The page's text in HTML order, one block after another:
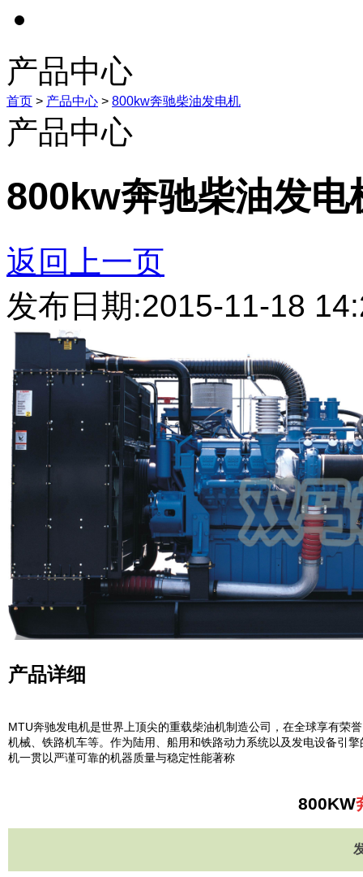
产品中心
首页 > 产品中心 > 800kw奔驰柴油发电机
产品中心
800kw奔驰柴油发电
返回上一页
发布日期:2015-11-18
产品详细
MTU奔驰发电机是世界上顶尖的重载柴油机制造公司，在全球享有荣
机械、铁路机车等。作为陆用、船用和铁路动力系统以及发电设备引
机一贯以严谨可靠的机器质量与稳定性能著称
800KW